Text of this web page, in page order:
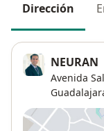
Dirección
NEURAN
Avenida